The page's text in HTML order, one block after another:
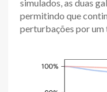
simulados, as duas
permitindo que
perturbações por